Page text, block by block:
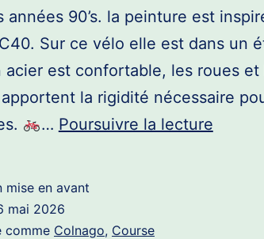
années 90’s. la peinture est
Sur ce vélo elle est dans un
acier est confortable, les roues
la rigidité nécessaire
… Poursuivre la lecture
mise en avant
mai 2026
comme Colnago, Course